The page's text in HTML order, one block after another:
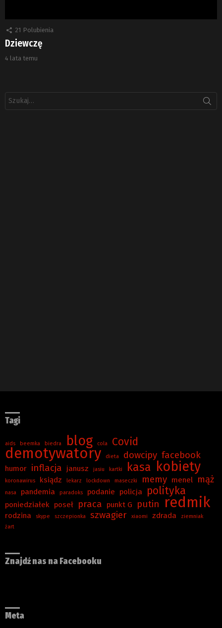
21 Polubienia
Dziewczę
4 lata temu
Tagi
aids beemka biedra blog cola Covid
demotywatory dieta dowcipy facebook
humor inflacja janusz jasiu kartki kasa kobiety
koronawirus ksiądz lekarz lockdown maseczki memy menel mąż
nasa pandemia paradoks podanie policja polityka
poniedziałek poseł praca punkt G putin redmik
rodzina skype szczepionka szwagier xiaomi zdrada
ziemniak
żart
Znajdź nas na Facebooku
Meta